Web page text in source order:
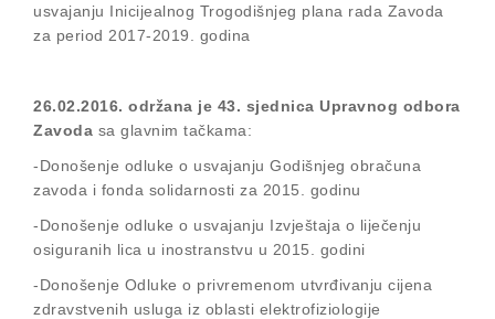
usvajanju Inicijealnog Trogodišnjeg plana rada Zavoda
za period 2017-2019. godina
26.02.2016. održana je 43. sjednica Upravnog odbora
Zavoda sa glavnim tačkama:
-Donošenje odluke o usvajanju Godišnjeg obračuna
zavoda i fonda solidarnosti za 2015. godinu
-Donošenje odluke o usvajanju Izvještaja o liječenju
osiguranih lica u inostranstvu u 2015. godini
-Donošenje Odluke o privremenom utvrđivanju cijena
zdravstvenih usluga iz oblasti elektrofiziologije